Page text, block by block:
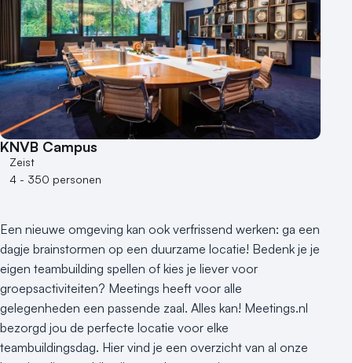
6 - 10 zalen
10 of meer zalen
Aantal personen
1 - 50 personen
50 - 100 personen
100 - 250 personen
250 - 500 personen
500+ personen
Buitenlocatie
Duurzame locatie
Groene locatie
Heisessie
Hotel
Hybride events
KNVB Campus
Zeist
4 - 350 personen
Een nieuwe omgeving kan ook verfrissend werken: ga een
dagje brainstormen op een duurzame locatie! Bedenk je je
eigen teambuilding spellen of kies je liever voor
groepsactiviteiten? Meetings heeft voor alle
gelegenheden een passende zaal. Alles kan! Meetings.nl
bezorgd jou de perfecte locatie voor elke
teambuildingsdag. Hier vind je een overzicht van al onze